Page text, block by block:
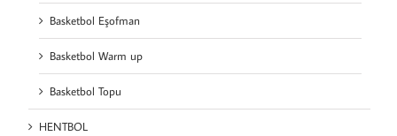
Basketbol Eşofman
Basketbol Warm up
Basketbol Topu
HENTBOL